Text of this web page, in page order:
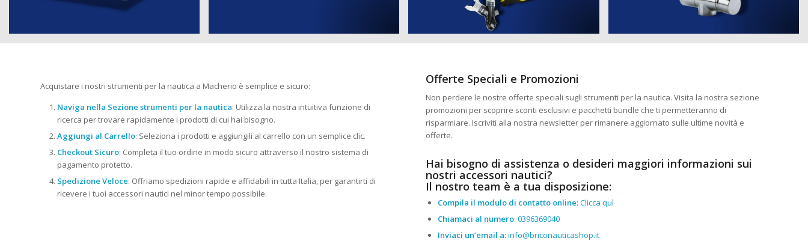
Acquistare i nostri strumenti per la nautica a Macherio è semplice e sicuro:
Naviga nella Sezione strumenti per la nautica: Utilizza la nostra intuitiva funzione di
ricerca per trovare rapidamente i prodotti di cui hai bisogno.
Aggiungi al Carrello: Seleziona i prodotti e aggiungili al carrello con un semplice clic.
Checkout Sicuro: Completa il tuo ordine in modo sicuro attraverso il nostro sistema di
pagamento protetto.
Spedizione Veloce: Offriamo spedizioni rapide e affidabili in tutta Italia, per garantirti di
ricevere i tuoi accessori nautici nel minor tempo possibile.
Offerte Speciali e Promozioni
Non perdere le nostre offerte speciali sugli strumenti per la nautica. Visita la nostra sezione
promozioni per scoprire sconti esclusivi e pacchetti bundle che ti permetteranno di
risparmiare. Iscriviti alla nostra newsletter per rimanere aggiornato sulle ultime novità e
offerte.
Hai bisogno di assistenza o desideri maggiori informazioni sui
nostri accessori nautici?
Il nostro team è a tua disposizione:
Compila il modulo di contatto online:Clicca quì
Chiamaci al numero:0396369040
Inviaci un’email a:info@briconauticashop.it